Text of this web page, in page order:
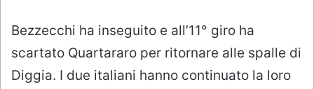
Bezzecchi ha inseguito e all’11° giro ha
scartato Quartararo per ritornare alle spalle di
Diggia. I due italiani hanno continuato la loro